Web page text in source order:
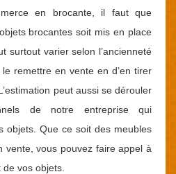
en brocante, il faut que
brocantes soit mis en place
surtout varier selon l’ancienneté
le remettre en vente en d’en tirer
peut aussi se dérouler
de notre entreprise qui
objets. Que ce soit des meubles
vente, vous pouvez faire appel à
vos objets.